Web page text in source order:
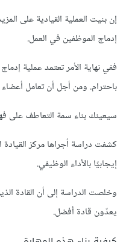
إن بنيت العملية القيادية على
إدماج الموظفين في العمل.
ففي نهاية الأمر تعتمد عملية
باحترام. ومن أجل أن تعامل
سيعينك بناء سمة التعاطف على
كشفت دراسة أجراها مركز القيادة
إيجابيًا بالأداء الوظيفي.
وخلصت الدراسة إلى أن القادة
يعدّون قادة أفضل.